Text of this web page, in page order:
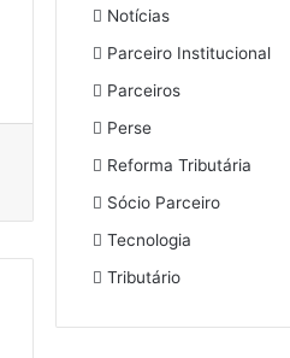
Notícias
Parceiro Institucional
Parceiros
Perse
Reforma Tributária
Sócio Parceiro
Tecnologia
Tributário